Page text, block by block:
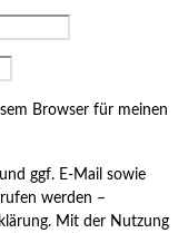
Browser für meinen
ggf. E-Mail sowie
werden –
Mit der Nutzung